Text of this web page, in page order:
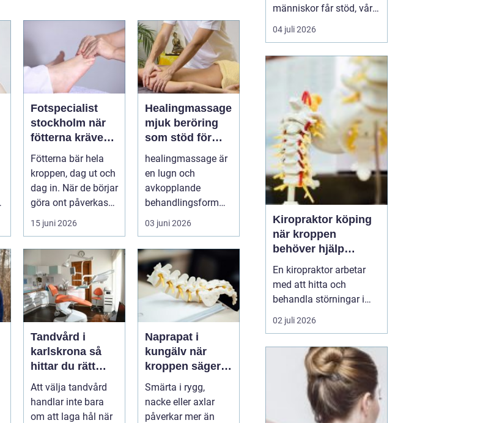
Fotspecialist
stockholm när
fötterna kräver
mer än vanliga
sulor
Fötterna bär hela
kroppen, dag ut och
dag in. När de börjar
göra ont påverkas
mer än bara stegen
sö...
15 juni 2026
Healingmassage
mjuk beröring
som stöd för
kropp och själ
healingmassage är
en lugn och
avkopplande
behandlingsform
som förenar
klassisk massage
med energibas...
03 juni 2026
Tandvård i
karlskrona så
hittar du rätt
klinik för
långsiktig
munhälsa
Att välja tandvård
handlar inte bara
om att laga hål när
Naprapat i
kungälv när
kroppen säger
ifrån
Smärta i rygg,
nacke eller axlar
påverkar mer än
människor får stöd, vård
och struktur under en
period i livet när det
öppenvården inte räcker.
Målet är att skapa
trygghet, stabilitet och
förutsättni...
04 juli 2026
Kiropraktor köping
när kroppen
behöver hjälp
tillbaka
En kiropraktor arbetar
med att hitta och
behandla störningar i
kroppens leder, muskler
och nervsystem. Målet
smärta, bättre rörlighet
och en vardag som
fungerar igen.
Kiropraktik passar
många som kämpar
02 juli 2026